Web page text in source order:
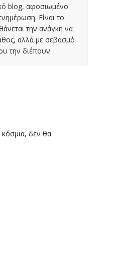
blog, αφοσιωμένο
Είναι το
την ανάγκη να
αλλά με σεβασμό
την διέπουν.
κόσμια, δεν θα